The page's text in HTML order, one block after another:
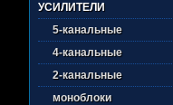
УСИЛИТЕЛИ
5-канальные
4-канальные
2-канальные
моноблоки